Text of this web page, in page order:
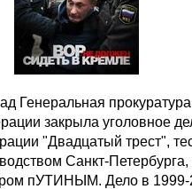
Генеральная прокуратура
закрыла уголовное
"Двадцатый трест",
Санкт-Петербурга,
пУТИНЫМ. Дело в 1999-